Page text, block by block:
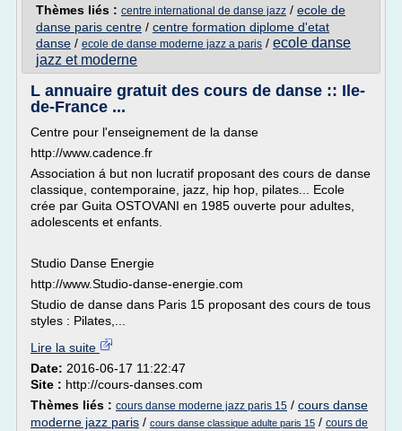
Thèmes liés : centre international de danse jazz / ecole de
danse paris centre / centre formation diplome d'etat
danse / ecole de danse moderne jazz a paris / ecole danse
jazz et moderne
L annuaire gratuit des cours de danse :: Ile-
de-France ...
Centre pour l'enseignement de la danse
http://www.cadence.fr
Association á but non lucratif proposant des cours de danse
classique, contemporaine, jazz, hip hop, pilates... Ecole
crée par Guita OSTOVANI en 1985 ouverte pour adultes,
adolescents et enfants.
Studio Danse Energie
http://www.Studio-danse-energie.com
Studio de danse dans Paris 15 proposant des cours de tous
styles : Pilates,...
Lire la suite
Date: 2016-06-17 11:22:47
Site : http://cours-danses.com
Thèmes liés : cours danse moderne jazz paris 15 / cours danse
moderne jazz paris / cours danse classique adulte paris 15 / cours de